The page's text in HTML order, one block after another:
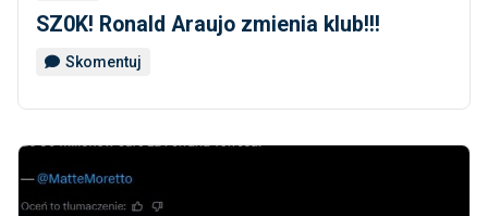
SZ0K! Ronald Araujo zmienia klub!!!
Skomentuj